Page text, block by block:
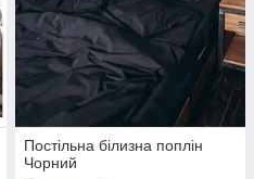
Постільна білизна поплін
Чорний